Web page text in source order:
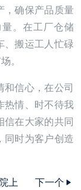
，确保产品质量
。在工厂仓储
、搬运工人忙碌
。
和信心，在公司
热情、时不待我
信在大家的共同
同时为客户创造
上
下一个